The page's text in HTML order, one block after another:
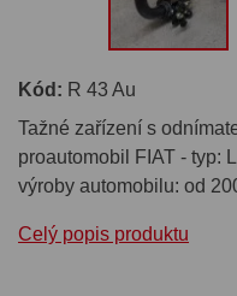
Kód: R 43 Au
Tažné zařízení s
proautomobil FIAT - typ:
výroby automobilu: od
Celý popis produktu